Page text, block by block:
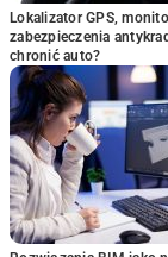
Lokalizator GPS,
zabezpieczenia
chronić auto?